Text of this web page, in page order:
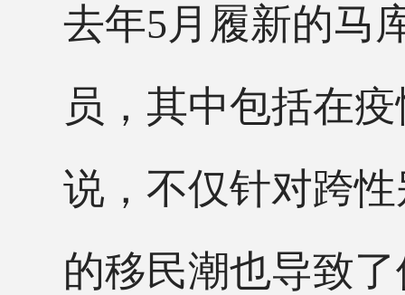
去年5月履新的马
员，其中包括在
说，不仅针对跨
的移民潮也导致